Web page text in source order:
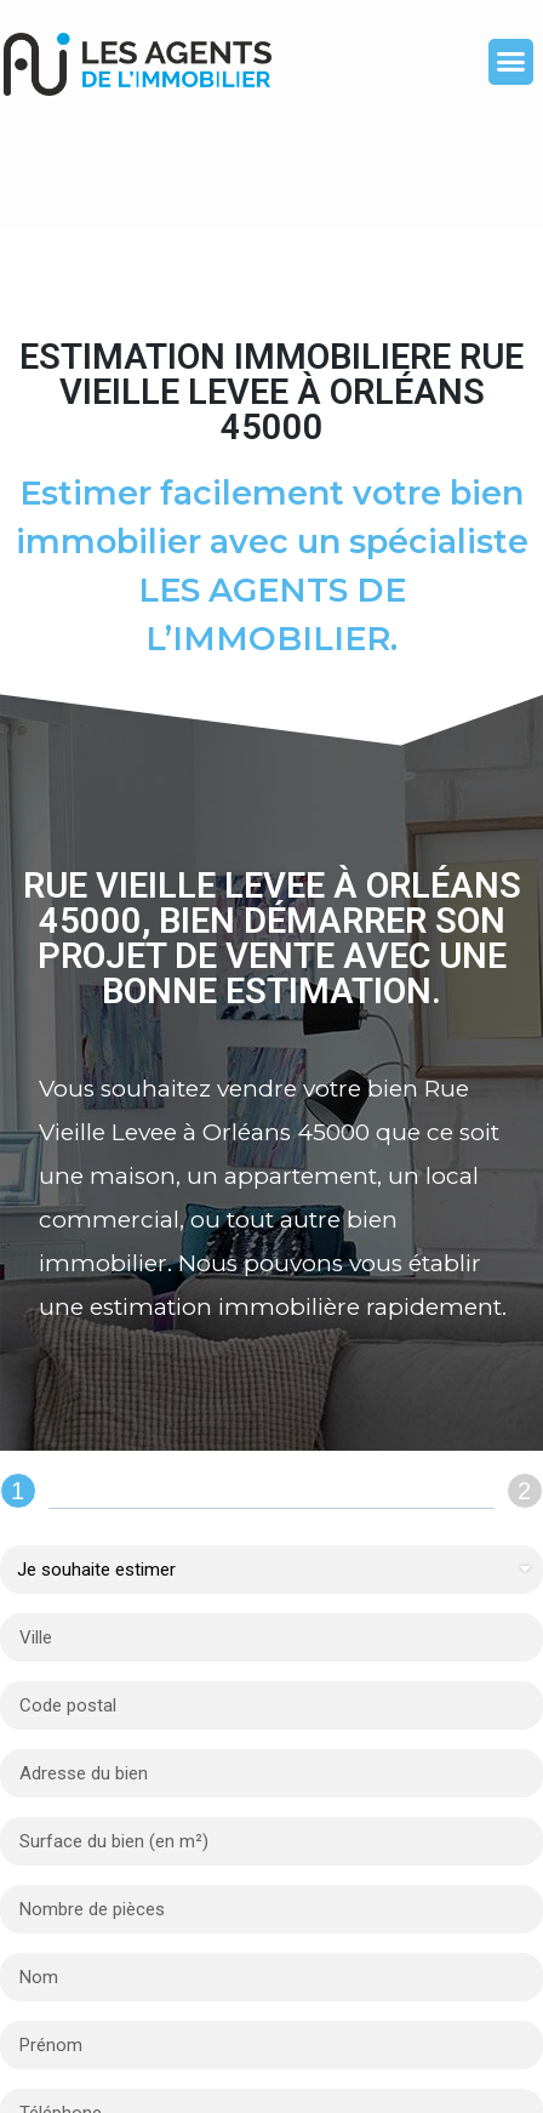
ESTIMATION IMMOBILIERE RUE
VIEILLE LEVEE À ORLÉANS
45000
Estimer facilement votre bien
immobilier avec un spécialiste
LES AGENTS DE
L’IMMOBILIER.
RUE VIEILLE LEVEE À ORLÉANS
45000, BIEN DÉMARRER SON
PROJET DE VENTE AVEC UNE
BONNE ESTIMATION.
Vous souhaitez vendre votre bien Rue
Vieille Levee à Orléans 45000 que ce soit
une maison, un appartement, un local
commercial, ou tout autre bien
immobilier. Nous pouvons vous établir
une estimation immobilière rapidement.
REMPLIR LE FORMULAIRE :
1 2